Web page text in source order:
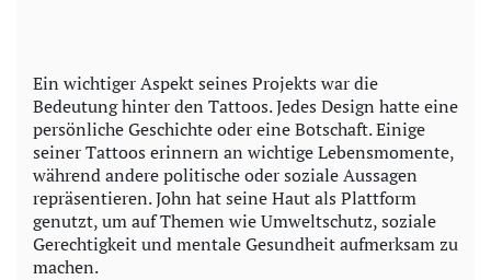
Ein wichtiger Aspekt seines Projekts war die
Bedeutung hinter den Tattoos. Jedes Design hatte eine
persönliche Geschichte oder eine Botschaft. Einige
seiner Tattoos erinnern an wichtige Lebensmomente,
während andere politische oder soziale Aussagen
repräsentieren. John hat seine Haut als Plattform
genutzt, um auf Themen wie Umweltschutz, soziale
Gerechtigkeit und mentale Gesundheit aufmerksam zu
machen.